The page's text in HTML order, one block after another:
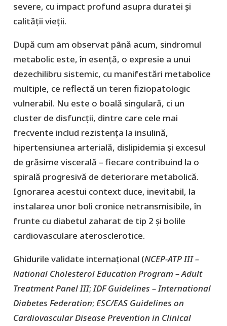
severe, cu impact profund asupra duratei și
calității vieții.
După cum am observat până acum, sindromul
metabolic este, în esență, o expresie a unui
dezechilibru sistemic, cu manifestări metabolice
multiple, ce reflectă un teren fiziopatologic
vulnerabil. Nu este o boală singulară, ci un
cluster de disfuncții, dintre care cele mai
frecvente includ rezistența la insulină,
hipertensiunea arterială, dislipidemia și excesul
de grăsime viscerală – fiecare contribuind la o
spirală progresivă de deteriorare metabolică.
Ignorarea acestui context duce, inevitabil, la
instalarea unor boli cronice netransmisibile, în
frunte cu diabetul zaharat de tip 2 și bolile
cardiovasculare aterosclerotice.
Ghidurile validate internațional (NCEP-ATP III–
National Cholesterol Education Program – Adult
Treatment Panel III;IDF Guidelines – International
Diabetes Federation; ESC/EAS Guidelines on
Cardiovascular Disease Prevention in Clinical